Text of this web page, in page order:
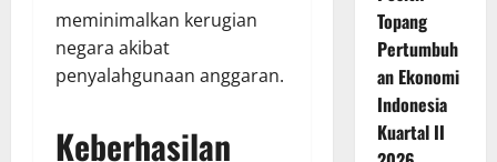
meminimalkan kerugian
negara akibat
penyalahgunaan anggaran.
Keberhasilan
Topang
Pertumbuh
an Ekonomi
Indonesia
Kuartal II